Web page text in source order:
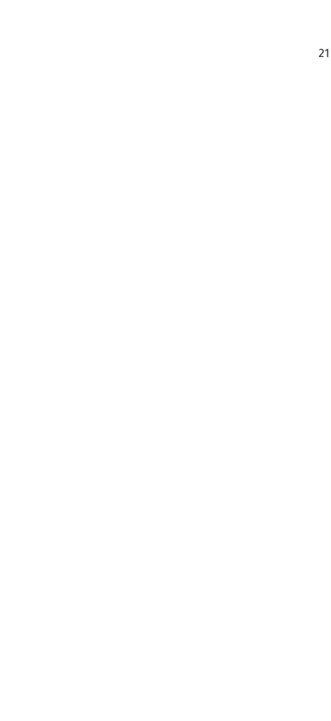
سجلت الليرة التركية إرتفاع مفاجئ غير متوقع في سعر صرفها أمام العملات الأجنبية مع تدولات اليوم الثلاثاء 21